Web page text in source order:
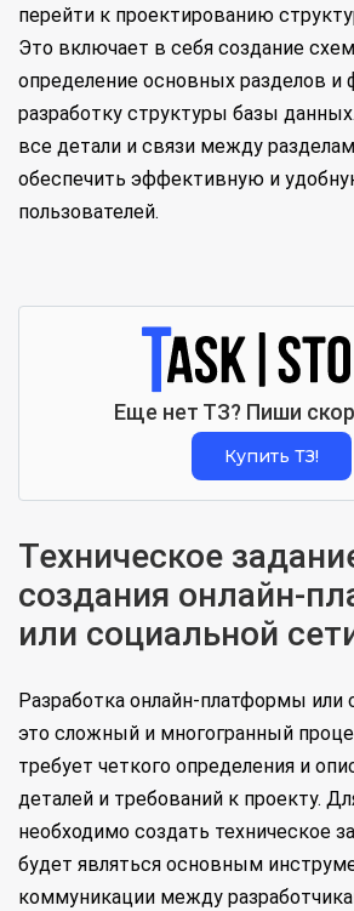
перейти к проектированию
Это включает в себя создание
определение основных разделов и
разработку структуры базы
все детали и связи между
обеспечить эффективную и
пользователей.
Еще нет ТЗ? Пиши
Купить ТЗ!
Техническое
создания онлайн-
или социальной
Разработка онлайн-платформы или
это сложный и многогранный
требует четкого определения и
деталей и требований к проекту.
необходимо создать техническое
будет являться основным
коммуникации между